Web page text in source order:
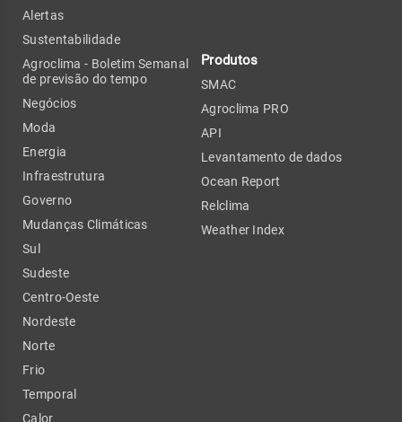
Alertas
Sustentabilidade
Agroclima - Boletim Semanal
de previsão do tempo
Negócios
Moda
Energia
Infraestrutura
Governo
Mudanças Climáticas
Sul
Sudeste
Centro-Oeste
Nordeste
Norte
Frio
Temporal
Calor
Produtos
SMAC
Agroclima PRO
API
Levantamento de dados
Ocean Report
Relclima
Weather Index